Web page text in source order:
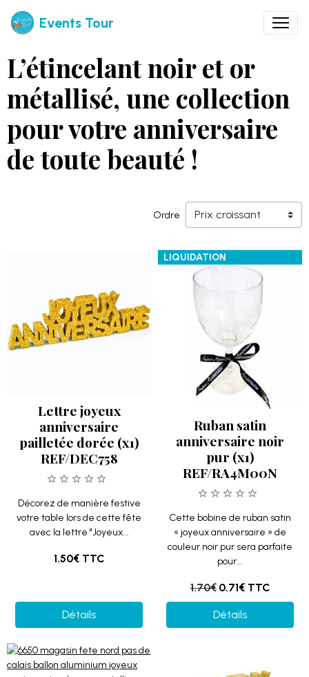
Events Tour
L’étincelant noir et or
métallisé, une collection
pour votre anniversaire
de toute beauté !
Ordre
Lettre joyeux
anniversaire
pailletée dorée (x1)
REF/DEC758
Décorez de manière festive
votre table lors de cette fête
avec la lettre "Joyeux...
1.50€ TTC
Détails
LIQUIDATION
Ruban satin
anniversaire noir
pur (x1)
REF/RA4M00N
Cette bobine de ruban satin
« joyeux anniversaire » de
couleur noir pur sera parfaite
pour...
1.70€ 0.71€ TTC
Détails